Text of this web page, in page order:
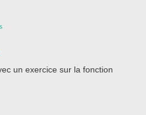
un exercice sur la fonction